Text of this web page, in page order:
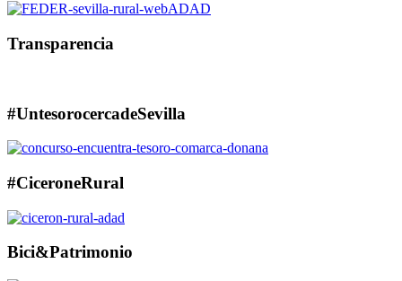
Transparencia
#UntesorocercadeSevilla
#CiceroneRural
Bici&Patrimonio